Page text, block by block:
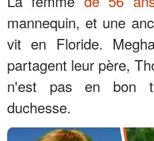
mannequin, et une
vit en Floride.
partagent leur père,
n'est pas en bon
duchesse.